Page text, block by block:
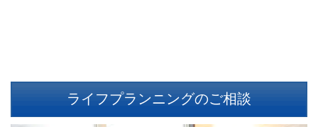
ライフプランニングのご相談